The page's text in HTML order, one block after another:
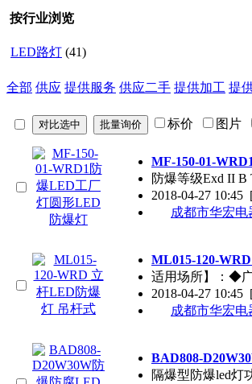
按行业浏览
LED路灯 (41)
全部 供应 提供服务 供应二手 提供加工 提
标价 图片
MF-150-01-
防爆等级Exd II B
2018-04-27 10:45
成都市华宏电
ML015-120-
适用场所】：◆
2018-04-27 10:45
成都市华宏电
BAD808-
隔爆型防爆led灯